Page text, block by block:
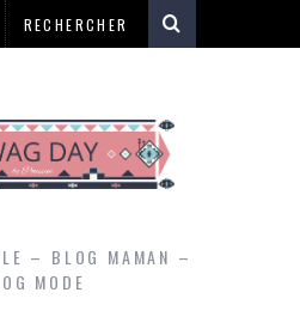
– BLOG MAMAN –
MODE